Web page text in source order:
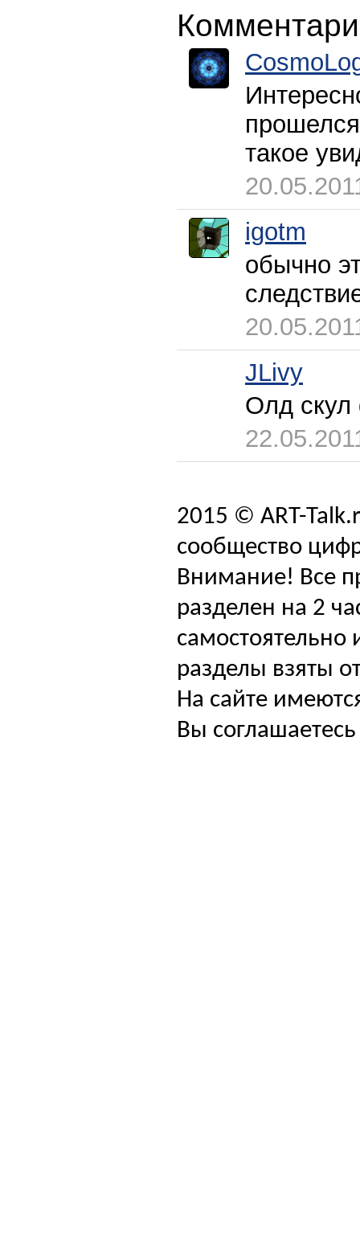
такое
igotm
обычно
JLivy
Олд скул
2015 © ART-
сообщество
Внимание! Все
разделен на 2
самостоятельно
разделы взяты
На сайте
Вы